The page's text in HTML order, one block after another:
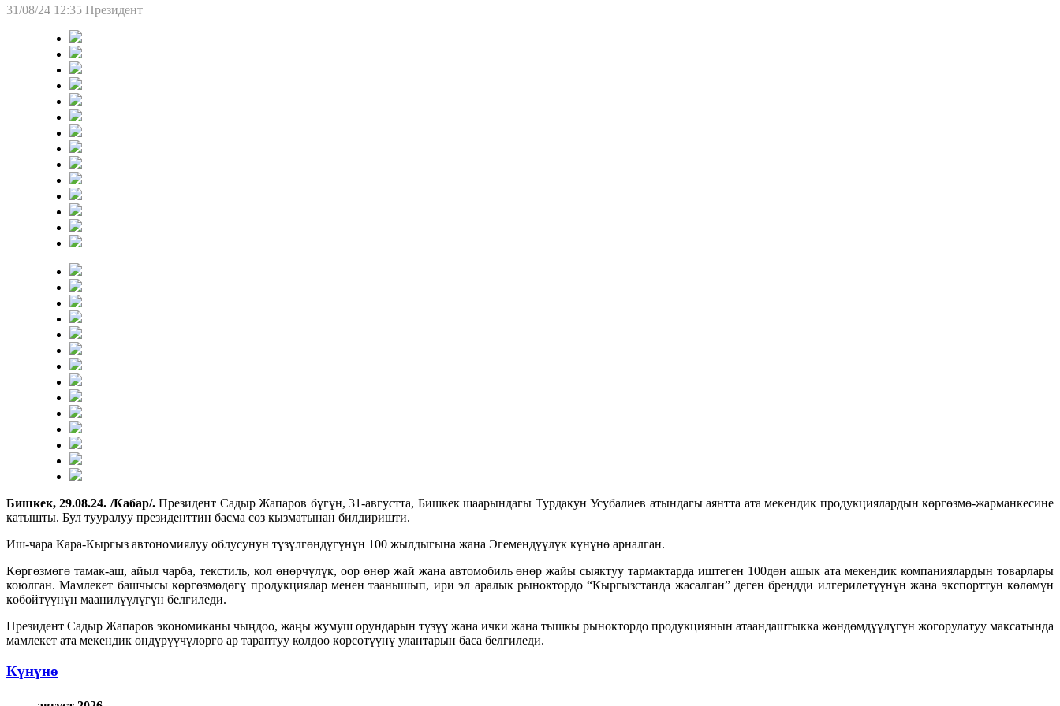
31/08/24 12:35 Президент
Бишкек, 29.08.24. /Кабар/.Президент Садыр Жапаров бүгүн, 31-августта, Бишкек шаарындагы Турдакун Усубалиев атындагы аянтта ата мекендик продукциялардын көргөзмө-жарманкесине
катышты. Бул тууралуу президенттин басма сөз кызматынан билдиришти.
Иш-чара Кара-Кыргыз автономиялуу облусунун түзүлгөндүгүнүн 100 жылдыгына жана Эгемендүүлүк күнүнө арналган.
Көргөзмөгө тамак-аш, айыл чарба, текстиль, кол өнөрчүлүк, оор өнөр жай жана автомобиль өнөр жайы сыяктуу тармактарда иштеген 100дөн ашык ата мекендик компаниялардын товарлары
коюлган. Мамлекет башчысы көргөзмөдөгү продукциялар менен таанышып, ири эл аралык рыноктордо “Кыргызстанда жасалган” деген брендди илгерилетүүнүн жана экспорттун көлөмүн
көбөйтүүнүн маанилүүлүгүн белгиледи.
Президент Садыр Жапаров экономиканы чыңдоо, жаңы жумуш орундарын түзүү жана ички жана тышкы рыноктордо продукциянын атаандаштыкка жөндөмдүүлүгүн жогорулатуу максатында
мамлекет ата мекендик өндүрүүчүлөргө ар тараптуу колдоо көрсөтүүнү улантарын баса белгиледи.
Күнүнө